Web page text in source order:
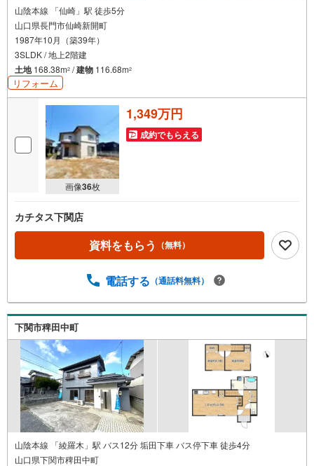
山陰本線 「仙崎」駅 徒歩5分
山口県長門市仙崎新開町
1987年10月（築39年）
3SLDK / 地上2階建
土地168.38m2 /建物 116.68m2
リフォーム
画像36枚
1,349万円
成約でもらえる
カチタス下関店
資料をもらう （無料）
電話する （通話料無料）
下関市稗田中町
山陰本線 「綾羅木」駅 バス12分 垢田下車 バス停下車 徒歩4分
山口県下関市稗田中町